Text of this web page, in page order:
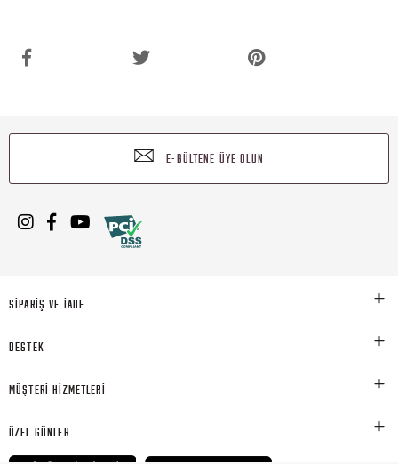
E-BÜLTENE ÜYE OLUN
SİPARİŞ VE İADE
DESTEK
MÜŞTERİ HİZMETLERİ
ÖZEL GÜNLER